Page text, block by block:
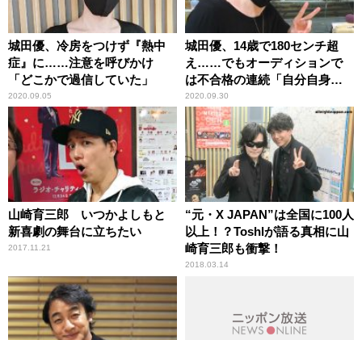
城田優、冷房をつけず『熱中
症』に……注意を呼びかけ
「どこかで過信していた」
2020.09.05
城田優、14歳で180センチ超
え……でもオーディションで
は不合格の連続「自分自身を
恨んだ」
2020.09.30
山崎育三郎 いつかよしもと
新喜劇の舞台に立ちたい
2017.11.21
“元・X JAPAN”は全国に100人
以上！？Toshlが語る真相に山
崎育三郎も衝撃！
2018.03.14